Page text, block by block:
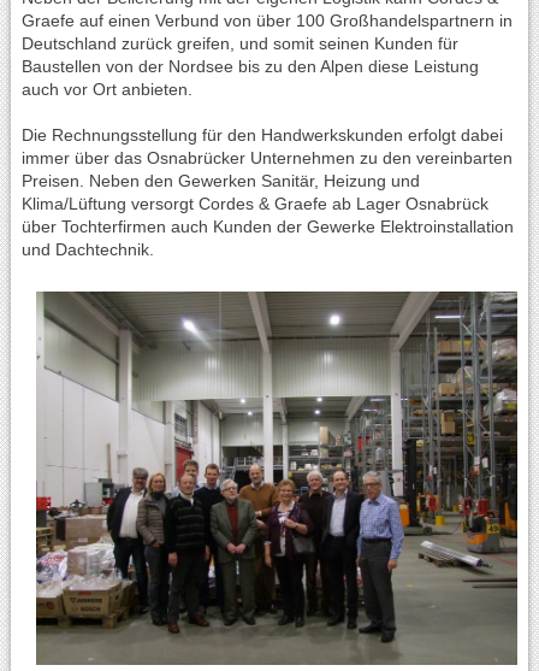
Graefe auf einen Verbund von über 100 Großhandelspartnern in
Deutschland zurück greifen, und somit seinen Kunden für
Baustellen von der Nordsee bis zu den Alpen diese Leistung
auch vor Ort anbieten.
Die Rechnungsstellung für den Handwerkskunden erfolgt dabei
immer über das Osnabrücker Unternehmen zu den vereinbarten
Preisen. Neben den Gewerken Sanitär, Heizung und
Klima/Lüftung versorgt Cordes & Graefe ab Lager Osnabrück
über Tochterfirmen auch Kunden der Gewerke Elektroinstallation
und Dachtechnik.